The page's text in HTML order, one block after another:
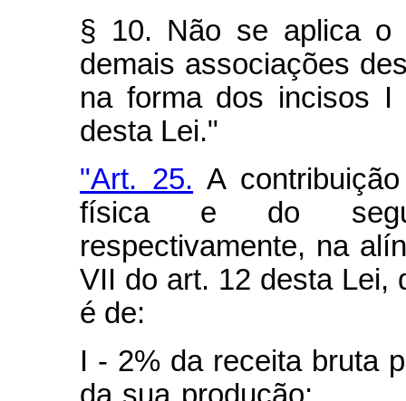
§ 10. Não se aplica o
demais associações
na forma dos incisos
desta Lei."
"Art. 25. A
física e do
respectivamente, na
VII do art. 12 desta Lei,
é de:
I - 2% da receita bruta